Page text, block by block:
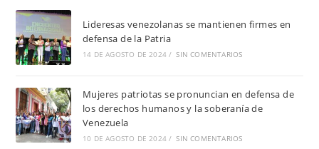
Lideresas venezolanas se mantienen firmes en
defensa de la Patria
14 DE AGOSTO DE 2024 / SIN COMENTARIOS
Mujeres patriotas se pronuncian en defensa de
los derechos humanos y la soberanía de
Venezuela
10 DE AGOSTO DE 2024 / SIN COMENTARIOS